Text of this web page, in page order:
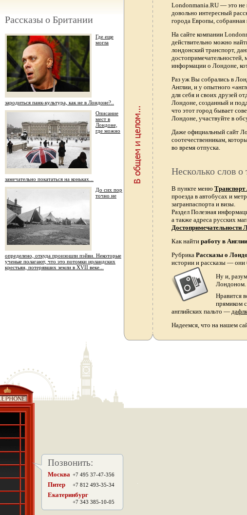
Рассказы о Британии
Где еще
могла
зародиться панк-культура, как не в Лондоне?..
Описание
мест в
Лондоне,
где можно
замечательно покататься на коньках...
До сих пор
точно не
определено, откуда произошли пэйви. Некоторые
ученые полагают, что это потомки ирландских
крестьян, потерявших земли в XVII веке...
Londonmania.RU — это не
довольно интересный
города Европы, собранная
На сайте компании
действительно можно
лондонский транспорт,
информации о Лондоне,
Раз уж Вы собрались в
Англии, и у опытного
для себя и своих друзей
Лондоне, созданный и
что этот город бывает
Лондоне, участвуйте в
Даже официальный сайт
соотечественникам,
во время отпуска.
Несколько слов о
В пункте меню
проезда в автобусах и
загранпаспорта и визы.
Раздел Полезная
а также адреса русских
Достопримечательности
Как найти работу в Англии
Рубрика Рассказы о
истории и рассказы — они
Ну и,
Лондоном.
Нравится
прямиком
английских пальто —
Надеемся, что на нашем
Позвонить:
Москва +7 495 37-47-356
Питер +7 812 493-35-34
Екатеринбург
+7 343 385-10-05